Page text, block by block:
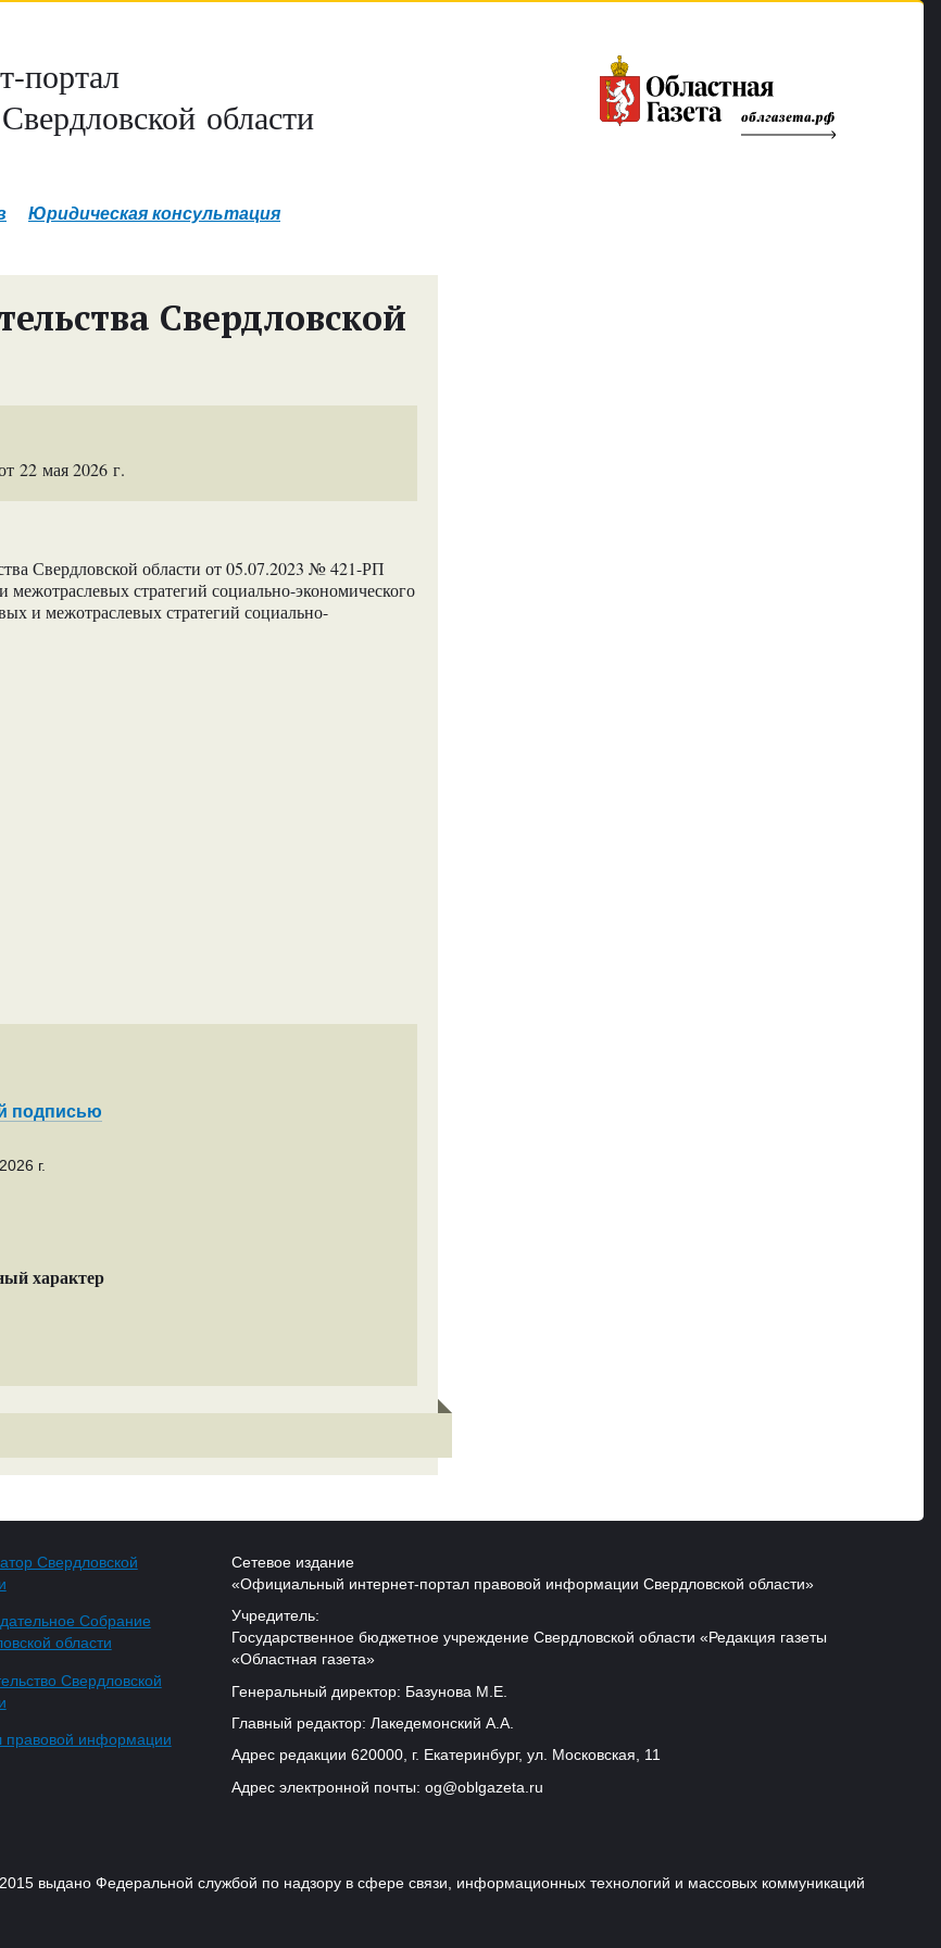
портал
области
Юридическая консультация
Свердловской
22 мая 2026 г.
Свердловской области от 05.07.2023 № 421-РП
стратегий социально-экономического
и межотраслевых стратегий социально-
подписью
г.
характер
Свердловской
Собрание
области
Свердловской
правовой информации
Сетевое издание
«Официальный интернет-портал правовой информации Свердловской области»
Учредитель:
Государственное бюджетное учреждение Свердловской области «Редакция газеты
«Областная газета»
Генеральный директор: Базунова М.Е.
Главный редактор: Лакедемонский А.А.
Адрес редакции 620000, г. Екатеринбург, ул. Московская, 11
Адрес электронной почты: og@oblgazeta.ru
выдано Федеральной службой по надзору в сфере связи, информационных технологий и массовых коммуникаций